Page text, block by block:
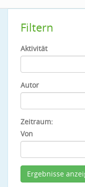
Filtern
Aktivität
Autor
Zeitraum:
Von